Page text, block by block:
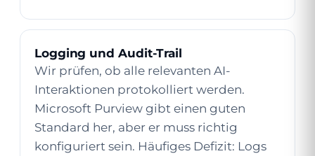
Logging und Audit-Trail
Wir prüfen, ob alle relevanten AI-
Interaktionen protokolliert werden.
Microsoft Purview gibt einen guten
Standard her, aber er muss richtig
konfiguriert sein. Häufiges Defizit: Logs